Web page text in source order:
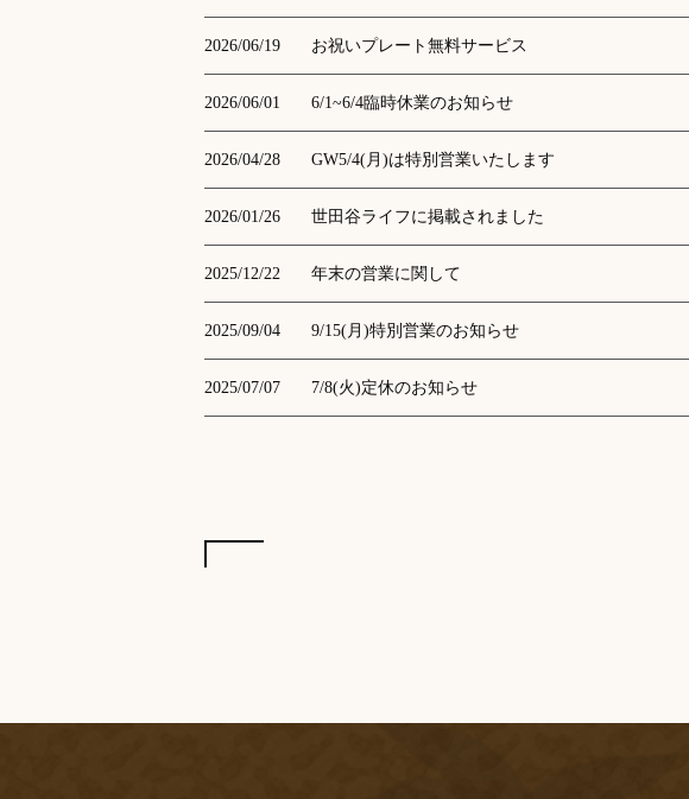
2026/06/19 お祝いプレート無料サービス
2026/06/01 6/1~6/4臨時休業のお知らせ
2026/04/28 GW5/4(月)は特別営業いたします
2026/01/26 世田谷ライフに掲載されました
2025/12/22 年末の営業に関して
2025/09/04 9/15(月)特別営業のお知らせ
2025/07/07 7/8(火)定休のお知らせ